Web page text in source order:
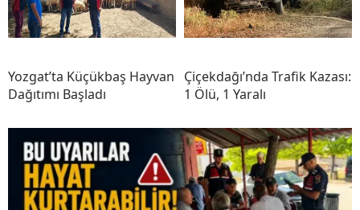
Yozgat’ta Küçükbaş Hayvan
Dağıtımı Başladı
Çiçekdağı’nda Trafik Kazası:
1 Ölü, 1 Yaralı